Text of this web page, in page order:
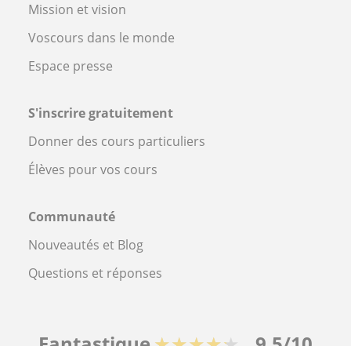
Mission et vision
Voscours dans le monde
Espace presse
S'inscrire gratuitement
Donner des cours particuliers
Élèves pour vos cours
Communauté
Nouveautés et Blog
Questions et réponses